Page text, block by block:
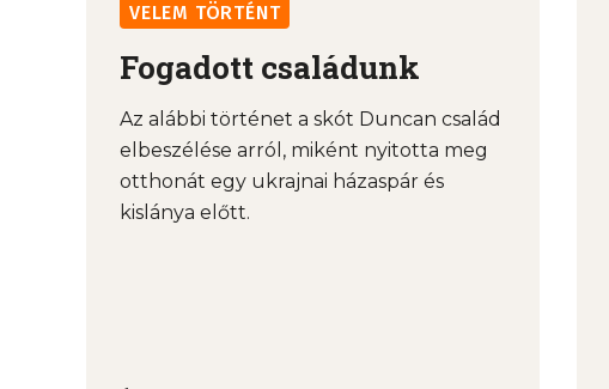
VELEM TÖRTÉNT
Fogadott családunk
Az alábbi történet a skót Duncan család
elbeszélése arról, miként nyitotta meg
otthonát egy ukrajnai házaspár és
kislánya előtt.